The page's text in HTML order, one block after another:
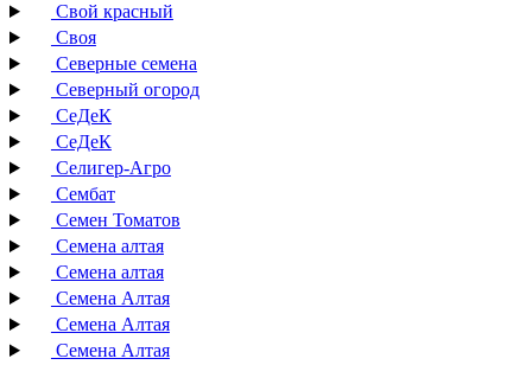
Свой красный
Своя
Северные семена
Северный огород
СеДеК
СеДеК
Селигер-Агро
Сембат
Семен Томатов
Семена алтая
Семена алтая
Семена Алтая
Семена Алтая
Семена Алтая